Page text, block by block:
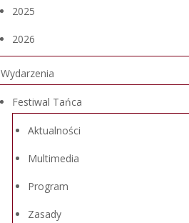
2025
2026
Wydarzenia
Festiwal Tańca
Aktualności
Multimedia
Program
Zasady